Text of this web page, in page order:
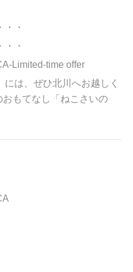
・
・
Limited-time offer
は、ぜひ北川へお越しく
もてなし「ねこさいの